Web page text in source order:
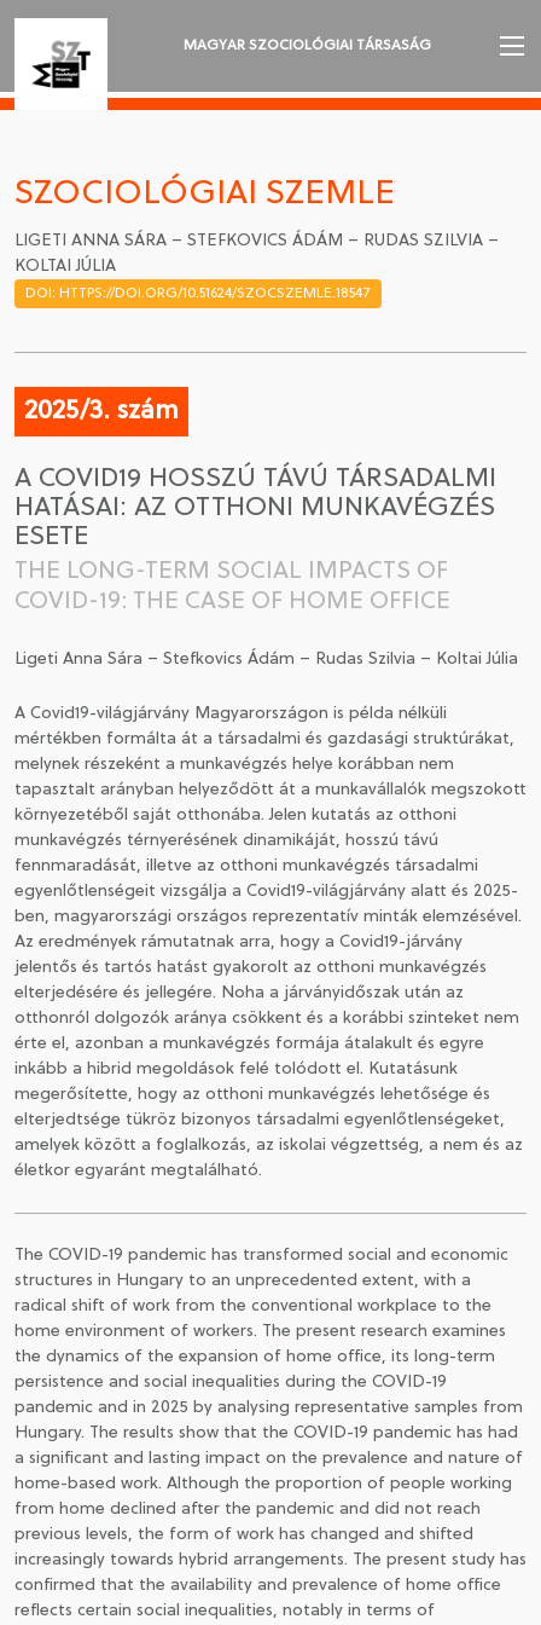
MAGYAR SZOCIOLÓGIAI TÁRSASÁG
AKTUALITÁSOK
VÁNDORGYŰLÉSEK
SZAKOSZTÁLYOK
DÍJAK
CSATLAKOZÁS A TÁRSASÁGHOZ / MEGÚJÍTOM A
SZOCIOLÓGIAI SZEMLE
LIGETI ANNA SÁRA – STEFKOVICS ÁDÁM – RUDAS SZILVIA –
KOLTAI JÚLIA
DOI: HTTPS://DOI.ORG/10.51624/SZOCSZEMLE.18547
2025/3. szám
A COVID19 HOSSZÚ TÁVÚ TÁRSADALMI
HATÁSAI: AZ OTTHONI MUNKAVÉGZÉS
ESETE
THE LONG-TERM SOCIAL IMPACTS OF
COVID-19: THE CASE OF HOME OFFICE
Ligeti Anna Sára – Stefkovics Ádám – Rudas Szilvia – Koltai Júlia
A Covid19-világjárvány Magyarországon is példa nélküli
mértékben formálta át a társadalmi és gazdasági struktúrákat,
melynek részeként a munkavégzés helye korábban nem
tapasztalt arányban helyeződött át a munkavállalók megszokott
környezetéből saját otthonába. Jelen kutatás az otthoni
munkavégzés térnyerésének dinamikáját, hosszú távú
fennmaradását, illetve az otthoni munkavégzés társadalmi
egyenlőtlenségeit vizsgálja a Covid19-világjárvány alatt és 2025-
ben, magyarországi országos reprezentatív minták elemzésével.
Az eredmények rámutatnak arra, hogy a Covid19-járvány
jelentős és tartós hatást gyakorolt az otthoni munkavégzés
elterjedésére és jellegére. Noha a járványidőszak után az
otthonról dolgozók aránya csökkent és a korábbi szinteket nem
érte el, azonban a munkavégzés formája átalakult és egyre
inkább a hibrid megoldások felé tolódott el. Kutatásunk
megerősítette, hogy az otthoni munkavégzés lehetősége és
elterjedtsége tükröz bizonyos társadalmi egyenlőtlenségeket,
amelyek között a foglalkozás, az iskolai végzettség, a nem és az
életkor egyaránt megtalálható.
The COVID-19 pandemic has transformed social and economic
structures in Hungary to an unprecedented extent, with a
radical shift of work from the conventional workplace to the
home environment of workers. The present research examines
the dynamics of the expansion of home office, its long-term
persistence and social inequalities during the COVID-19
pandemic and in 2025 by analysing representative samples from
Hungary. The results show that the COVID-19 pandemic has had
a significant and lasting impact on the prevalence and nature of
home-based work. Although the proportion of people working
from home declined after the pandemic and did not reach
previous levels, the form of work has changed and shifted
increasingly towards hybrid arrangements. The present study has
confirmed that the availability and prevalence of home office
reflects certain social inequalities, notably in terms of